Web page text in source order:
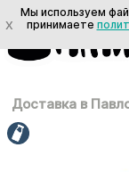
Доставка в
X
Мы используем
принимаете